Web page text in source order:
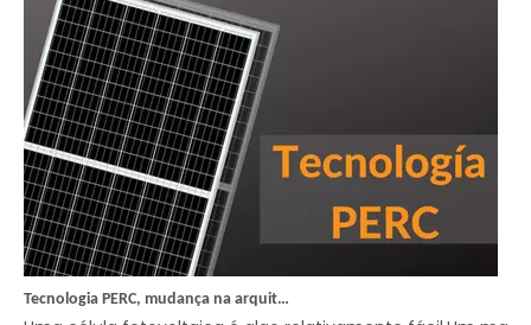
Uma célula fotovoltaica é algo relativamente fácil.Um